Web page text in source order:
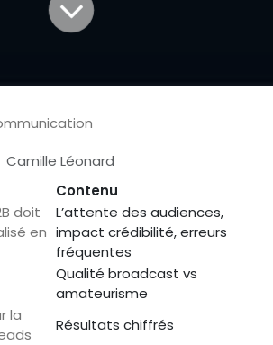
Camille Léonard
Contenu
doit
en
L’attente des audiences,
impact crédibilité, erreurs
fréquentes
Qualité broadcast vs
amateurisme
la
Résultats chiffrés